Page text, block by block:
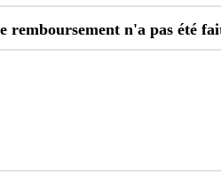
remboursement n'a pas été